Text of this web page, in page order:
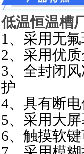
低温恒温槽
1、采用无
2、采用优
3、全封闭
护
4、具有断
5、采用大
6、触摸软